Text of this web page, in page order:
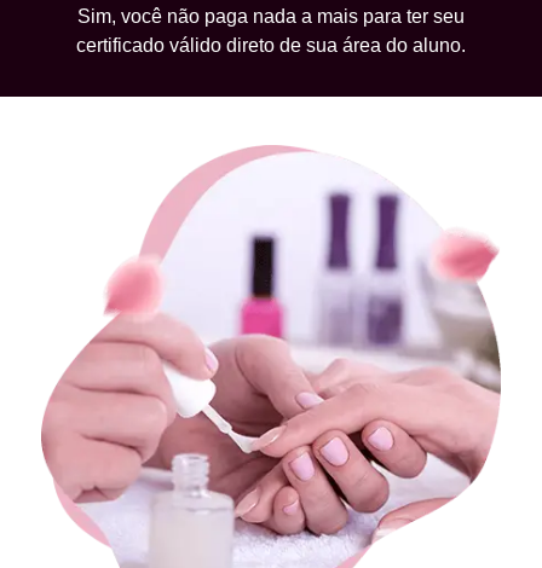
Sim, você não paga nada a mais para ter seu
certificado válido direto de sua área do aluno.